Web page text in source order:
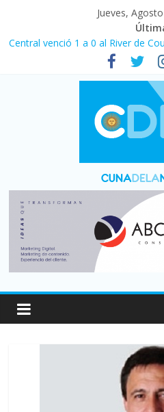
Jueves,
Central venció 1 a 0 al River de
La morosidad alcanzó su nivel
afecta a 400 mil deudores en Santa
Desde que asumió Milei cerraron
denuncia crisis como en 2001
Vacaciones de invierno con más
turístico: 4,6 millones de
Fuerte caída de la venta de autos